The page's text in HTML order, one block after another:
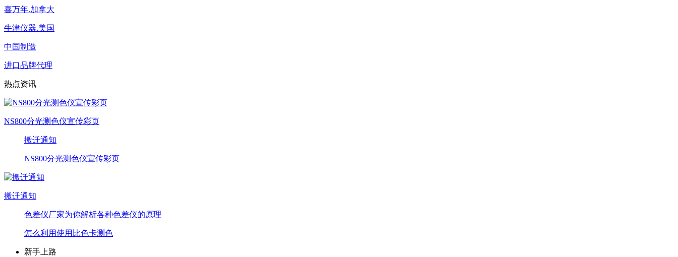
喜万年.加拿大
牛津仪器.美国
中国制造
进口品牌代理
热点资讯
NS800分光测色仪宣传彩页
搬迁通知
NS800分光测色仪宣传彩页
搬迁通知
色差仪厂家为你解析各种色差仪的原理
怎么利用使用比色卡测色
新手上路